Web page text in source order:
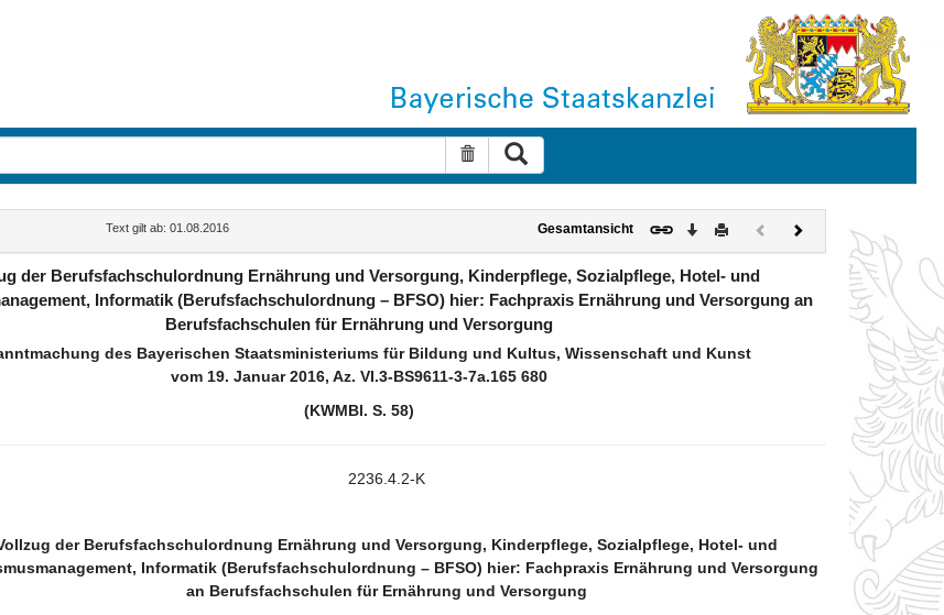
Suche zurücksetzen
Text gilt ab: 01.08.2016 Gesamtansicht Download
DruckenVorherigesNächstes
Dokument
der Berufsfachschulordnung Ernährung und Versorgung, Kinderpflege, Sozialpflege, Hotel- und
Informatik (Berufsfachschulordnung – BFSO) hier: Fachpraxis Ernährung und Versorgung an
Berufsfachschulen für Ernährung und Versorgung
des Bayerischen Staatsministeriums für Bildung und Kultus, Wissenschaft und Kunst
vom 19. Januar 2016, Az. VI.3-BS9611-3-7a.165 680
(KWMBl. S. 58)
2236.4.2-K
der Berufsfachschulordnung Ernährung und Versorgung, Kinderpflege, Sozialpflege, Hotel- und
Informatik (Berufsfachschulordnung – BFSO) hier: Fachpraxis Ernährung und Versorgung
an Berufsfachschulen für Ernährung und Versorgung